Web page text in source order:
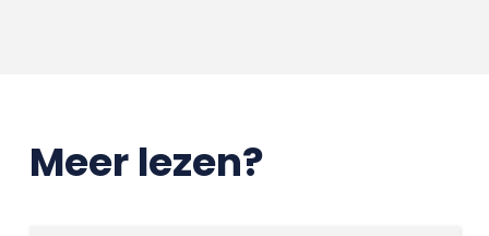
Meer lezen?